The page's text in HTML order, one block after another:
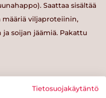
Saattaa sisältää
määriä viljaproteiinin,
soijan jäämiä. Pakattu
Tietosuojakäytäntö